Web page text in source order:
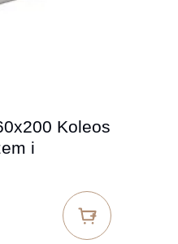
Koleos
i